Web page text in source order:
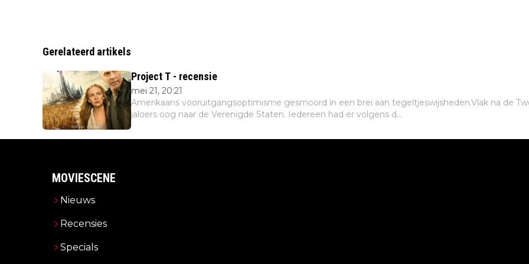
Gerelateerd artikels
Project T - recensie
mei 21, 20:21
Amerikaans vooruitgangsoptimisme gesmoord in een brei aan tegeltjeswijsheden.Vlak na de
jaloers oog naar de Verenigde Staten. Iedereen had er volgens d...
MOVIESCENE
Nieuws
Recensies
Specials